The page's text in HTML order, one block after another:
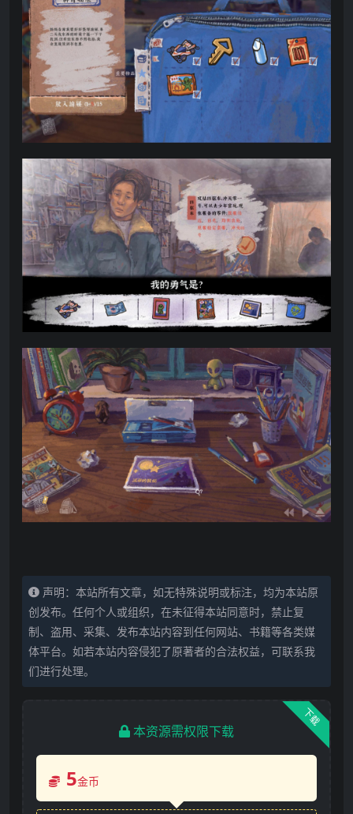
声明：本站所有文章，如无特殊说明或标注，均为本站原
创发布。任何个人或组织，在未征得本站同意时，禁止复
制、盗用、采集、发布本站内容到任何网站、书籍等各类媒
体平台。如若本站内容侵犯了原著者的合法权益，可联系我
们进行处理。
下载
本资源需权限下载
5金币